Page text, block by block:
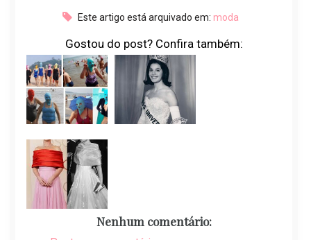
Este artigo está arquivado em: moda
Gostou do post? Confira também:
Nenhum comentário: